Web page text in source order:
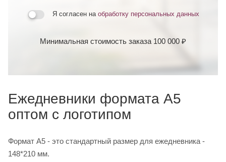
Я согласен на обработку персональных данных
Минимальная стоимость заказа 100 000 ₽
Ежедневники формата А5
оптом с логотипом
Формат А5 - это стандартный размер для ежедневника -
148*210 мм.